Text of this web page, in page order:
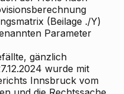
(Beilage ./Y)
Parameter
gänzlich
wurde mit
Innsbruck vom